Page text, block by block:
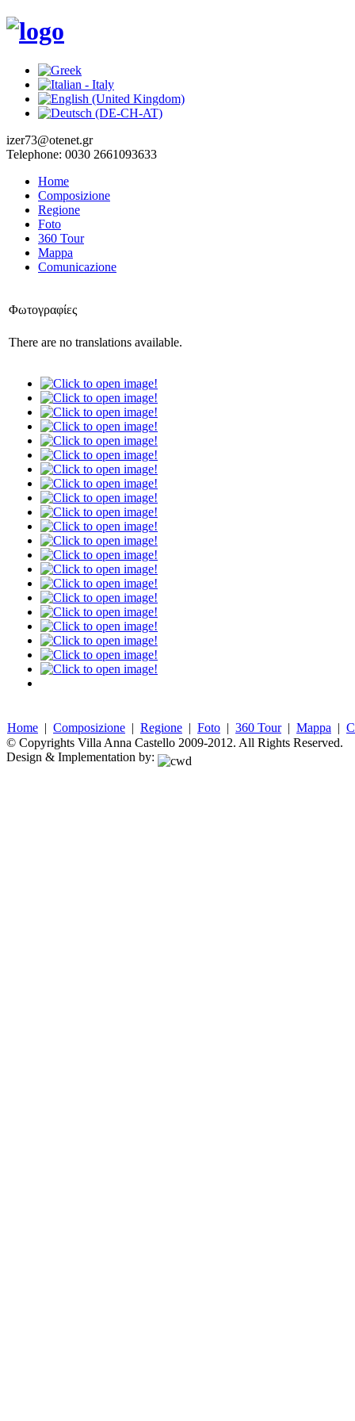
izer73@otenet.gr
Telephone: 0030 2661093633
Home
Composizione
Regione
Foto
360 Tour
Mappa
Comunicazione
Φωτογραφίες
There are no translations available.
Home | Composizione | Regione | Foto | 360 Tour| Mappa |
© Copyrights Villa Anna Castello 2009-2012. All Rights Reserved.
Design & Implementation by: